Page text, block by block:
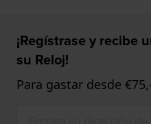
¡Regístrase y recibe
su Reloj!
Para gastar desde